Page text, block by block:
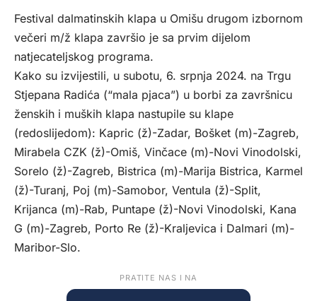
Festival dalmatinskih klapa u Omišu drugom izbornom
večeri m/ž klapa završio je sa prvim dijelom
natjecateljskog programa.
Kako su izvijestili, u subotu, 6. srpnja 2024. na Trgu
Stjepana Radića (“mala pjaca”) u borbi za završnicu
ženskih i muških klapa nastupile su klape
(redoslijedom): Kapric (ž)-Zadar, Bošket (m)-Zagreb,
Mirabela CZK (ž)-Omiš, Vinčace (m)-Novi Vinodolski,
Sorelo (ž)-Zagreb, Bistrica (m)-Marija Bistrica, Karmel
(ž)-Turanj, Poj (m)-Samobor, Ventula (ž)-Split,
Krijanca (m)-Rab, Puntape (ž)-Novi Vinodolski, Kana
G (m)-Zagreb, Porto Re (ž)-Kraljevica i Dalmari (m)-
Maribor-Slo.
PRATITE NAS I NA